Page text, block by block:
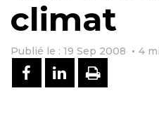
climat
Publié le : 19 Sep 2008 4
PARTAGER